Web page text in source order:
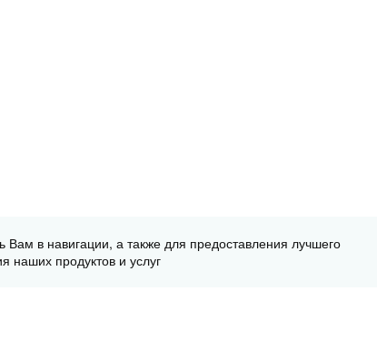
в навигации, а также для предоставления лучшего
наших продуктов и услуг